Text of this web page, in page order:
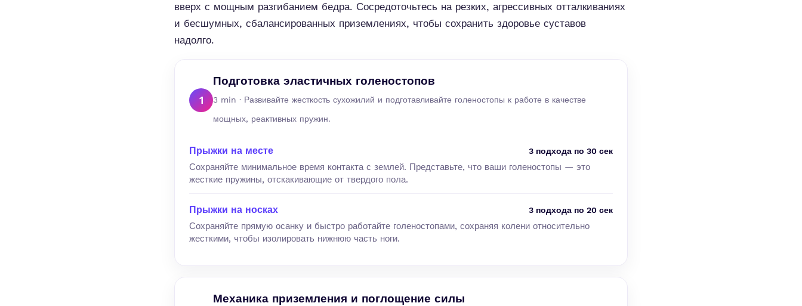
вверх с мощным разгибанием бедра. Сосредоточьтесь на резких, агрессивных отталкиваниях
и бесшумных, сбалансированных приземлениях, чтобы сохранить здоровье суставов
надолго.
1
Подготовка эластичных голеностопов
3 min · Развивайте жесткость сухожилий и подготавливайте голеностопы к работе в качестве
мощных, реактивных пружин.
Прыжки на месте 3 подхода по 30 сек
Сохраняйте минимальное время контакта с землей. Представьте, что ваши голеностопы — это
жесткие пружины, отскакивающие от твердого пола.
Прыжки на носках 3 подхода по 20 сек
Сохраняйте прямую осанку и быстро работайте голеностопами, сохраняя колени относительно
жесткими, чтобы изолировать нижнюю часть ноги.
Механика приземления и поглощение силы